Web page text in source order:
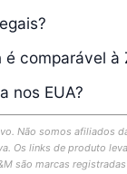
comparável à
nos EUA?
Não somos afiliados
Os links de produto
são marcas